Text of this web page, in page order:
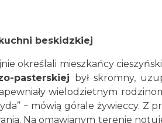
beskidzkiej
mieszkańcy
pasterskiej był skromny,
wielodzietnym
− mówią górale żywieccy. Z
Na omawianym terenie